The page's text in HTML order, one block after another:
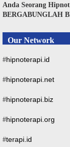
Anda Seorang
BERGABUNGLAH
Our Network
#hipnoterapi.id
#hipnoterapi.net
#hipnoterapi.biz
#hipnoterapi.org
#terapi.id